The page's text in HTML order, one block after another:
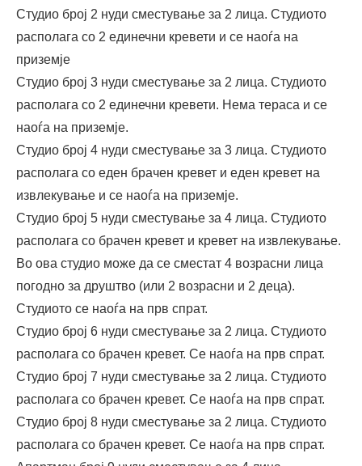
Студио број 2 нуди сместување за 2 лица. Студиото
располага со 2 единечни кревети и се наоѓа на
приземје
Студио број 3 нуди сместување за 2 лица. Студиото
располага со 2 единечни кревети. Нема тераса и се
наоѓа на приземје.
Студио број 4 нуди сместување за 3 лица. Студиото
располага со еден брачен кревет и еден кревет на
извлекување и се наоѓа на приземје.
Студио број 5 нуди сместување за 4 лица. Студиото
располага со брачен кревет и кревет на извлекување.
Во ова студио може да се сместат 4 возрасни лица
погодно за друштво (или 2 возрасни и 2 деца).
Студиото се наоѓа на прв спрат.
Студио број 6 нуди сместување за 2 лица. Студиото
располага со брачен кревет. Се наоѓа на прв спрат.
Студио број 7 нуди сместување за 2 лица. Студиото
располага со брачен кревет. Се наоѓа на прв спрат.
Студио број 8 нуди сместување за 2 лица. Студиото
располага со брачен кревет. Се наоѓа на прв спрат.